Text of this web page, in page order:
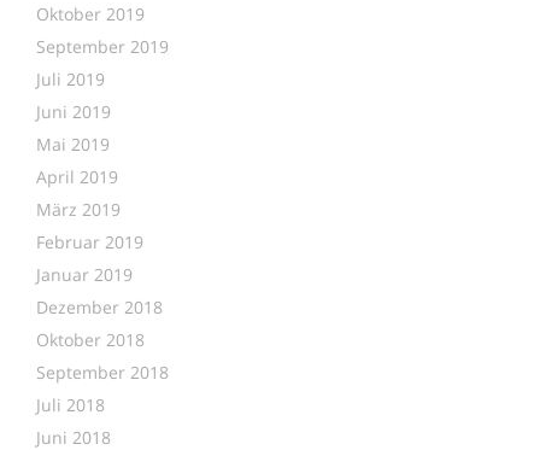
Oktober 2019
September 2019
Juli 2019
Juni 2019
Mai 2019
April 2019
März 2019
Februar 2019
Januar 2019
Dezember 2018
Oktober 2018
September 2018
Juli 2018
Juni 2018